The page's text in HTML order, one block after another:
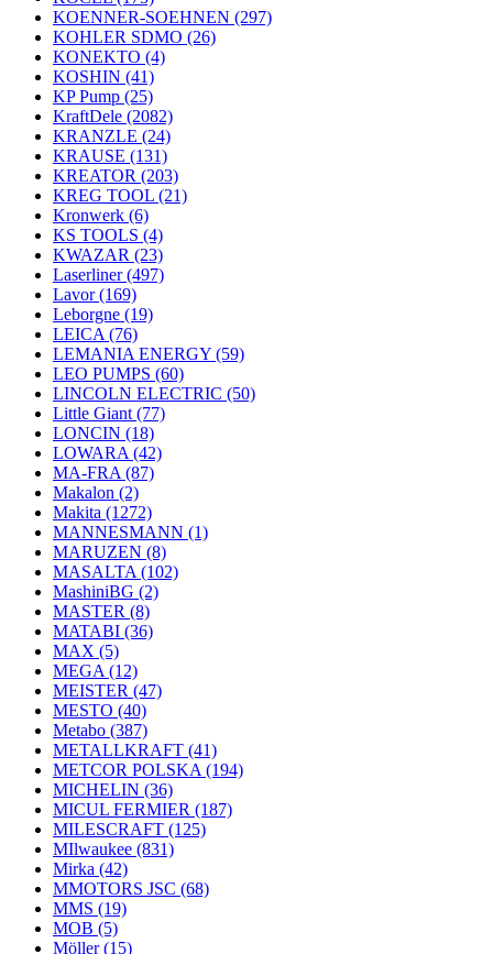
KOENNER-SOEHNEN (297)
KOHLER SDMO (26)
KONEKTO (4)
KOSHIN (41)
KP Pump (25)
KraftDele (2082)
KRANZLE (24)
KRAUSE (131)
KREATOR (203)
KREG TOOL (21)
Kronwerk (6)
KS TOOLS (4)
KWAZAR (23)
Laserliner(497)
Lavor(169)
Leborgne (19)
LEICA (76)
LEMANIA ENERGY (59)
LEO PUMPS (60)
LINCOLN ELECTRIC (50)
Little Giant (77)
LONCIN (18)
LOWARA (42)
MA-FRA (87)
Makalon (2)
Makita (1272)
MANNESMANN (1)
MARUZEN (8)
MASALTA (102)
MashiniBG (2)
MASTER (8)
MATABI (36)
MAX (5)
MEGA (12)
MEISTER (47)
MESTO (40)
Metabo (387)
METALLKRAFT (41)
METCOR POLSKA (194)
MICHELIN (36)
MICUL FERMIER (187)
MILESCRAFT (125)
MIlwaukee (831)
Mirka (42)
MMOTORS JSC (68)
MMS (19)
MOB (5)
Möller(15)